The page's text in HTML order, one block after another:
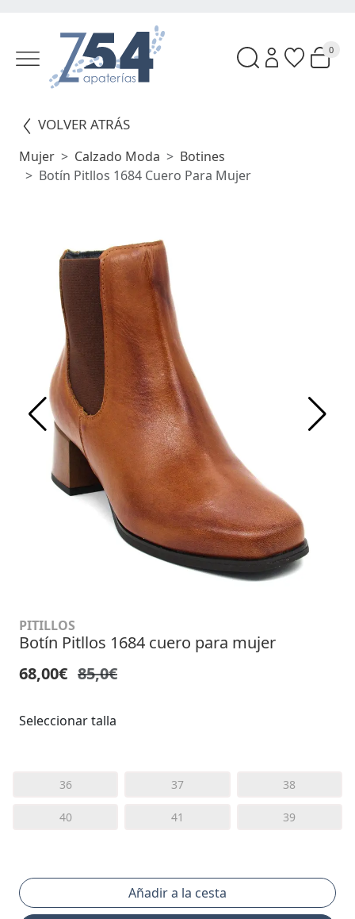
0
VOLVER ATRÁS
Mujer Calzado Moda
Botines
Botín Pitllos 1684 Cuero Para Mujer
PITILLOS
Botín Pitllos 1684 cuero para mujer
68,00€ 85,0€
Seleccionar talla
36 37 38
40 41 39